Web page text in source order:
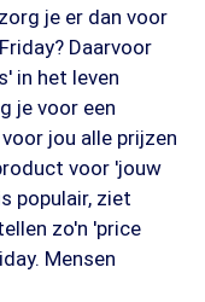
je er dan voor
Daarvoor
in het leven
je voor een
jou alle prijzen
voor 'jouw
populair, ziet
zo'n 'price
Mensen